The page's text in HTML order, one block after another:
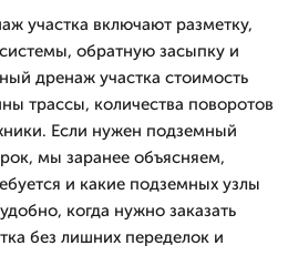
участка включают разметку,
обратную засыпку и
дренаж участка стоимость
трассы, количества поворотов
Если нужен подземный
мы заранее объясняем,
и какие подземных узлы
когда нужно заказать
без лишних переделок и